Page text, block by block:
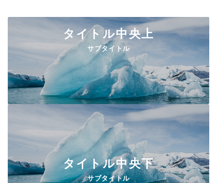
タイトル中央上
サブタイトル
タイトル中央下
サブタイトル